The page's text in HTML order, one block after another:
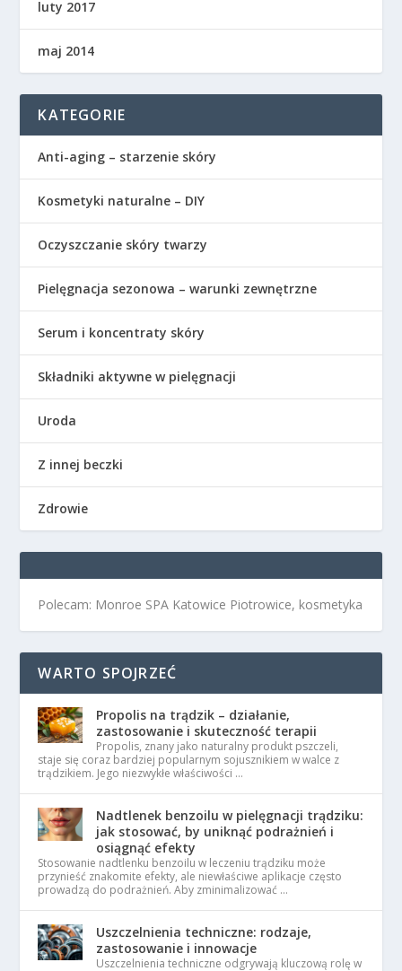
luty 2017
maj 2014
KATEGORIE
Anti-aging – starzenie skóry
Kosmetyki naturalne – DIY
Oczyszczanie skóry twarzy
Pielęgnacja sezonowa – warunki zewnętrzne
Serum i koncentraty skóry
Składniki aktywne w pielęgnacji
Uroda
Z innej beczki
Zdrowie
Polecam: Monroe SPA Katowice Piotrowice, kosmetyka
WARTO SPOJRZEĆ
Propolis na trądzik – działanie,
zastosowanie i skuteczność terapii
Propolis, znany jako naturalny produkt pszczeli,
staje się coraz bardziej popularnym sojusznikiem w walce z
trądzikiem. Jego niezwykłe właściwości …
Nadtlenek benzoilu w pielęgnacji trądziku:
jak stosować, by uniknąć podrażnień i
osiągnąć efekty
Stosowanie nadtlenku benzoilu w leczeniu trądziku może
przynieść znakomite efekty, ale niewłaściwe aplikacje często
prowadzą do podrażnień. Aby zminimalizować …
Uszczelnienia techniczne: rodzaje,
zastosowanie i innowacje
Uszczelnienia techniczne odgrywają kluczową rolę w